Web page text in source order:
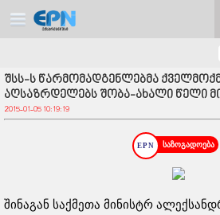
შსს-ს წარმომადგენლებმა
აღსაზრდელებს შობა-ახალი წელი
2015-01-05 10:19:19
საზოგადოება
შინაგან საქმეთა მინისტრ